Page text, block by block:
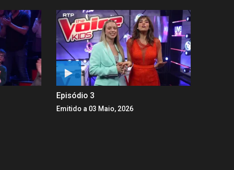
Episódio 3
Emitido a 03 Maio, 2026